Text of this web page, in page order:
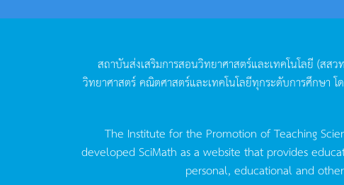
สถาบันส่งเสริมการสอนวิทยาศาสตร์และเทคโนโลยี (สสวท
วิทยาศาสตร์คณิตศาสตร์และเทคโนโลยีทุกระดับการศึกษา โ
The Institute for the Promotion of Teaching
developed SciMath as a website that provides
personal, educational and